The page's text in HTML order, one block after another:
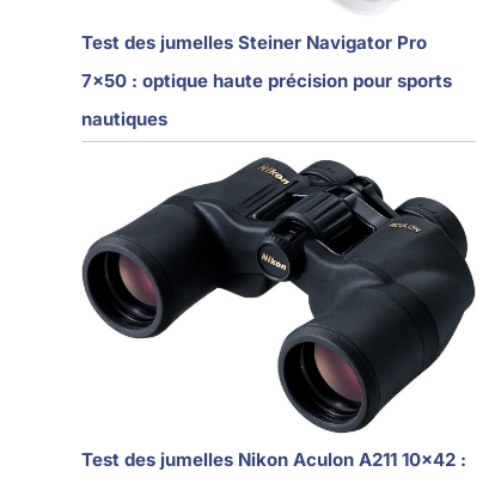
Test des jumelles Steiner Navigator Pro
7×50 : optique haute précision pour sports
nautiques
Test des jumelles Nikon Aculon A211 10×42 :